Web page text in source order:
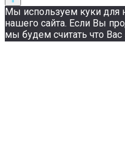
Мы используем куки для
нашего сайта. Если Вы
мы будем считать что Вас